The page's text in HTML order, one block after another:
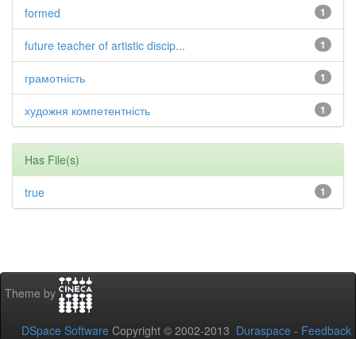
1
formed
1
future teacher of artistic discip...
1
грамотність
1
художня компетентність
Has File(s)
1
true
Theme by
DSpace Software Copyright © 2002-2013 Duraspace - Feedback